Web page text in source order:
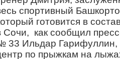
спортивный
готовится в
Сочи, как сообщил
33 Ильдар Гарифуллин,
по прыжкам на